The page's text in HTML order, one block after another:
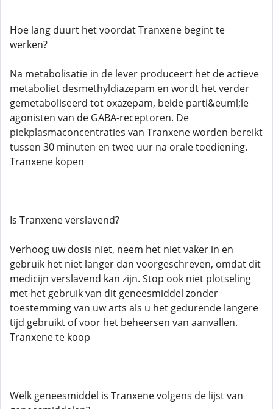
Hoe lang duurt het voordat Tranxene begint te
werken?
Na metabolisatie in de lever produceert het de actieve
metaboliet desmethyldiazepam en wordt het verder
gemetaboliseerd tot oxazepam, beide parti&euml;le
agonisten van de GABA-receptoren. De
piekplasmaconcentraties van Tranxene worden bereikt
tussen 30 minuten en twee uur na orale toediening.
Tranxene kopen
Is Tranxene verslavend?
Verhoog uw dosis niet, neem het niet vaker in en
gebruik het niet langer dan voorgeschreven, omdat dit
medicijn verslavend kan zijn. Stop ook niet plotseling
met het gebruik van dit geneesmiddel zonder
toestemming van uw arts als u het gedurende langere
tijd gebruikt of voor het beheersen van aanvallen.
Tranxene te koop
Welk geneesmiddel is Tranxene volgens de lijst van